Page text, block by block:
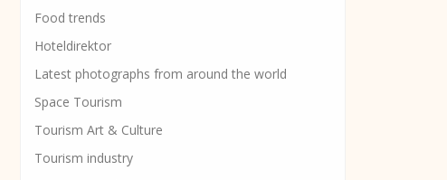
Food trends
Hoteldirektor
Latest photographs from around the world
Space Tourism
Tourism Art & Culture
Tourism industry